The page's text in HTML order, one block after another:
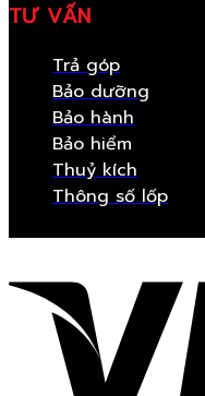
TƯ VẤN
Trả góp
Bảo dưỡng
Bảo hành
Bảo hiểm
Thuỷ kích
Thông số lốp